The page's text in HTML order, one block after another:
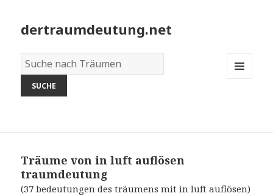
dertraumdeutung.net
Wörterbuch
der
Träume:
Träume von in luft auflösen
traumdeutung
(37 bedeutungen des träumens mit in luft auflösen)